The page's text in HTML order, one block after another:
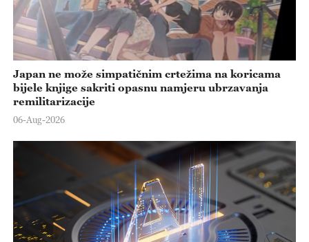
Japan ne može simpatičnim crtežima na koricama
bijele knjige sakriti opasnu namjeru ubrzavanja
remilitarizacije
06-Aug-2026